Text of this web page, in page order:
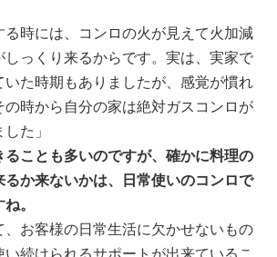
る時には、コンロの火が見えて火加減
しっくり来るからです。実は、実家で
いた時期もありましたが、感覚が慣れ
の時から自分の家は絶対ガスコンロが
た」
ことも多いのですが、確かに料理の
るか来ないかは、日常使いのコンロで
。
、お客様の日常生活に欠かせないもの
い続けられるサポートが出来ているこ